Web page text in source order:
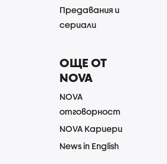
Предавания и
сериали
ОЩЕ ОТ
NOVA
NOVA
отговорност
NOVA Кариери
News in English